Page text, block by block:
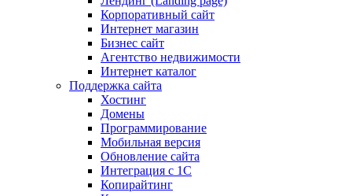
Корпоративный сайт
Интернет магазин
Бизнес сайт
Агентство недвижимости
Интернет каталог
Поддержка сайта
Хостинг
Домены
Программирование
Мобильная версия
Обновление сайта
Интеграция с 1С
Копирайтинг